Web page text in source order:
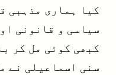
سیاسی و قانونی
کبھی کوئی مل کر
سنی اسماعیلی نے